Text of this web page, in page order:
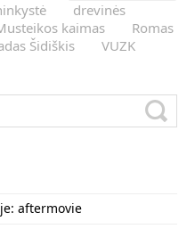
drevinės
kaimas
Romas
Šidiškis VUZK
aftermovie